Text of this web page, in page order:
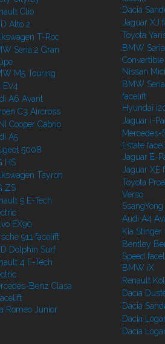
Clio
Atto 2
T-Roc
Seria 2 Gran
M5 Touring
EV4
A6 Avant
C3 Aircross
Cooper Cabrio
A5
5008
HS
Tayron
ZS
5 E-Tech
EX90
911 facelift
Dolphin Surf
4 E-Tech
Benz Clasa
Romeo Junior
Dacia
Jaguar XJ
Toyota
BMW
Convertible
Nissan
BMW
facelift
Hyundai
Jaguar i-
Mercedes-
Estate
Jaguar E-
Jaguar XE
Toyota
Verso
Audi A4
Kia Stinger
Bentley
Speed
BMW iX
Renault
Dacia
Dacia
Dacia
Dacia